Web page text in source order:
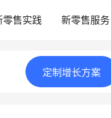
零售实践 新零售服务
定制 增长方案